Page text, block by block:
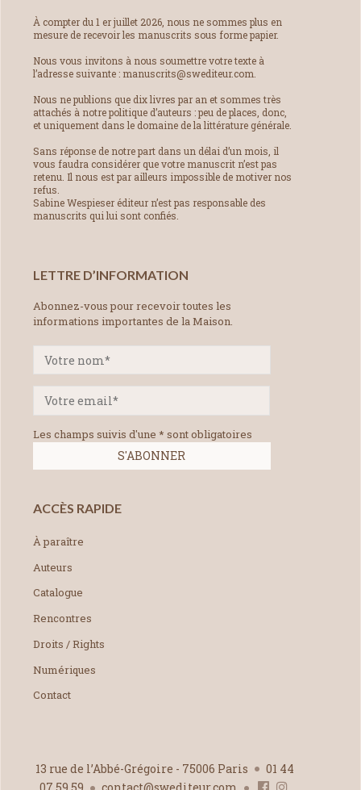
À compter du 1 er juillet 2026, nous ne sommes plus en
mesure de recevoir les manuscrits sous forme papier.
Nous vous invitons à nous soumettre votre texte à
l’adresse suivante : manuscrits@swediteur.com.
Nous ne publions que dix livres par an et sommes très
attachés à notre politique d’auteurs : peu de places, donc,
et uniquement dans le domaine de la littérature générale.
Sans réponse de notre part dans un délai d’un mois, il
vous faudra considérer que votre manuscrit n’est pas
retenu. Il nous est par ailleurs impossible de motiver nos
refus.
Sabine Wespieser éditeur n’est pas responsable des
manuscrits qui lui sont confiés.
LETTRE D’INFORMATION
Abonnez-vous pour recevoir toutes les
informations importantes de la Maison.
Les champs suivis d'une * sont obligatoires
ACCÈS RAPIDE
À paraître
Auteurs
Catalogue
Rencontres
Droits / Rights
Numériques
Contact
13 rue de l’Abbé-Grégoire - 75006 Paris
01 44